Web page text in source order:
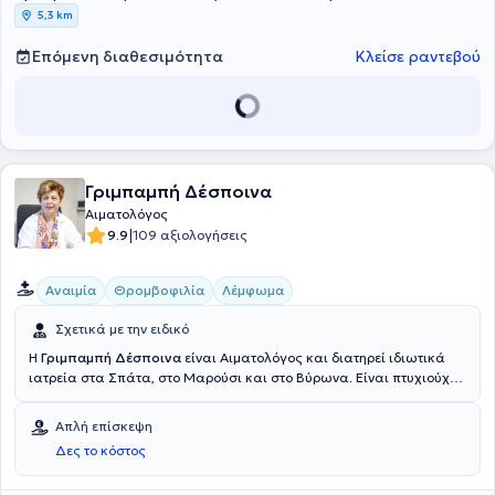
5,3 km
Επόμενη διαθεσιμότητα Κλείσε ραντεβού
Γριμπαμπή Δέσποινα
Αιματολόγος
9.9|109 αξιολογήσεις
Αναιμία Θρομβοφιλία Λέμφωμα
Σχετικά με την ειδικό
Η Γριμπαμπή Δέσποινα είναι Αιματολόγος και διατηρεί ιδιωτικά
ιατρεία στα Σπάτα, στο Μαρούσι και στο Βύρωνα. Είναι πτυχιούχος
Πανεπιστημίου Αθηνών και ολοκλήρωσε την ειδικότητά της στην
Αιματολογία στην Α΄ Προπαιδευτική Παθολογική Κλινική του Γενικού
Νοσοκομείου Αθηνών "Λαϊκό", όπου και εξειδικεύτηκε στο λέμφωμα.
Επιπλέον, έχει αποκτήσει μεγάλη εμπειρία στην αντιμετώπιση
Απλή επίσκεψη
Δες το κόστος